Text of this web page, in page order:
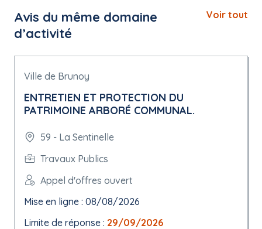
Avis du même domaine
d’activité
Voir tout
Ville de Brunoy
ENTRETIEN ET PROTECTION DU
PATRIMOINE ARBORÉ COMMUNAL.
59 - La Sentinelle
Travaux Publics
Appel d'offres ouvert
Mise en ligne : 08/08/2026
Limite de réponse : 29/09/2026